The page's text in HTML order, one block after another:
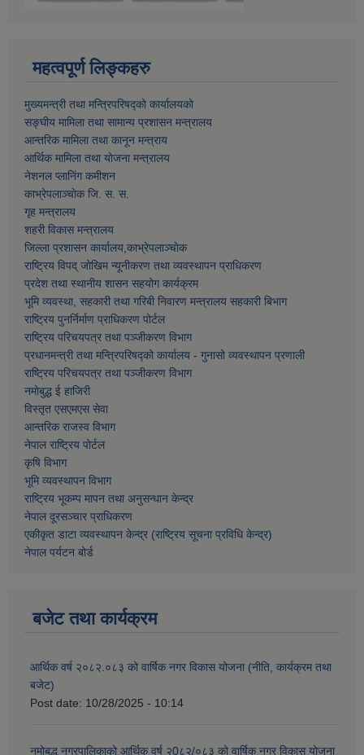
महत्वपूर्ण लिङ्कहरु
मुख्यमन्त्री तथा मन्त्रिपरिषद्को कार्यालयको
सङ्घीय मामिला तथा सामान्य प्रशासन मन्त्रालय
आन्तरिक मामिला तथा कानून मन्त्राय
आर्थिक मामिला तथा याेजना मन्त्रालय
नेशनल प्लानिंग कमीशन
काभ्रेपलाञ्चाेक जि. स. स.
गृह मन्त्रालय
शहरी विकास मन्त्रालय
जिल्ला प्रशासन कार्यालय,काभ्रेपलाञ्चाेक
राष्ट्रिय विपद् जोखिम न्यूनीकरण तथा व्यवस्थापन प्राधिकरण
प्रदेश तथा स्थानीय शासन सहयोग कार्यक्रम
भूमि व्यवस्था, सहकारी तथा गरिबी निवारण मन्त्रालय सहकारी बिभाग
राष्ट्रिय पुनर्निर्माण प्राधिकरण पोर्टल
राष्ट्रिय परिचयपत्र तथा पञ्जीकरण विभाग
प्रधानमन्त्री तथा मन्त्रिपरिषद्को कार्यालय - गुनासो व्यवस्थापन प्रणाली
राष्ट्रिय परिचयपत्र तथा पञ्जीकरण विभाग
नमाेबुद्ध ई हाजिरी
विस्तृत एसएमएस सेवा
आन्तरिक राजस्व विभाग
नेपाल राष्ट्रिय पोर्टल
कृषि विभाग
भूमि व्यवस्थापन विभाग
राष्ट्रिय भूकम्प मापन तथा अनुसन्धान केन्द्र
नेपाल दूरसञ्चार प्राधिकरण
एकीकृत डाटा व्यवस्थापन केन्द्र (राष्ट्रिय सूचना प्रविधि केन्द्र)
नेपाल पर्यटन बोर्ड
बजेट तथा कार्यक्रम
आर्थिक वर्ष २०८२.०८३ को वार्षिक नगर विकास योजना (नीति, कार्यक्रम तथा
बजेट)
Post date: 10/28/2025 - 10:14
नमोबुद्ध नगरपालिकाको आर्थिक वर्ष २0८२/०८३ को वार्षिक नगर विकास योजना